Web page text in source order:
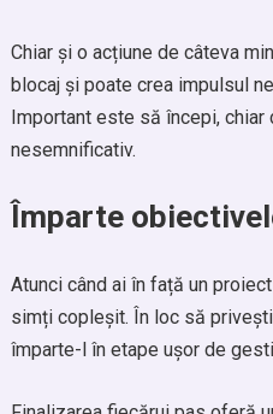
Chiar și o acțiune de câteva
blocaj și poate crea impulsul
Important este să începi,
nesemnificativ.
Împarte
Atunci când ai în față un
simți copleșit. În loc să
împarte-l în etape ușor de